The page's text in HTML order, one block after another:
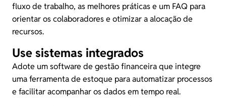
fluxo de trabalho, as melhores práticas e um FAQ para
orientar os colaboradores e otimizar a alocação de
recursos.
Use sistemas integrados
Adote umsoftware de gestão financeiraque integre
uma ferramenta de estoque para automatizar processos
e facilitar acompanhar os dados em tempo real.